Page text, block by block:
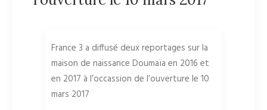
France 3 a diffusé deux reportages sur la
maison de naissance Doumaïa en 2016 et
en 2017 à l’occassion de l’ouverture le 10
mars 2017